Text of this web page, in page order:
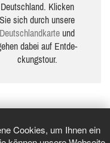
Cookies, um Ihnen ein
Deutschland. Klicken
Sie sich durch unsere
Deutsch­land­karte und
dabei auf Ent­de­
ckungs­tour.